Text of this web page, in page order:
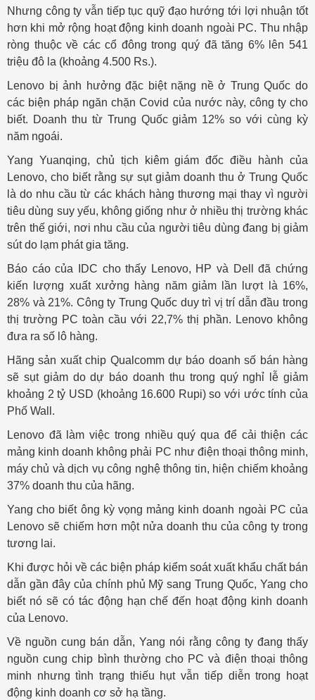
Nhưng công ty vẫn tiếp tục quỹ đạo hướng tới lợi nhuận tốt
hơn khi mở rộng hoạt động kinh doanh ngoài PC. Thu nhập
ròng thuộc về các cổ đông trong quý đã tăng 6% lên 541
triệu đô la (khoảng 4.500 Rs.).
Lenovo bị ảnh hưởng đặc biệt nặng nề ở Trung Quốc do
các biện pháp ngăn chặn Covid của nước này, công ty cho
biết. Doanh thu từ Trung Quốc giảm 12% so với cùng kỳ
năm ngoái.
Yang Yuanqing, chủ tịch kiêm giám đốc điều hành của
Lenovo, cho biết rằng sự sụt giảm doanh thu ở Trung Quốc
là do nhu cầu từ các khách hàng thương mại thay vì người
tiêu dùng suy yếu, không giống như ở nhiều thị trường khác
trên thế giới, nơi nhu cầu của người tiêu dùng đang bị giảm
sút do lạm phát gia tăng.
Báo cáo của IDC cho thấy Lenovo, HP và Dell đã chứng
kiến ​​lượng xuất xưởng hàng năm giảm lần lượt là 16%,
28% và 21%. Công ty Trung Quốc duy trì vị trí dẫn đầu trong
thị trường PC toàn cầu với 22,7% thị phần. Lenovo không
đưa ra số lô hàng.
Hãng sản xuất chip Qualcomm dự báo doanh số bán hàng
sẽ sụt giảm do dự báo doanh thu trong quý nghỉ lễ giảm
khoảng 2 tỷ USD (khoảng 16.600 Rupi) so với ước tính của
Phố Wall.
Lenovo đã làm việc trong nhiều quý qua để cải thiện các
mảng kinh doanh không phải PC như điện thoại thông minh,
máy chủ và dịch vụ công nghệ thông tin, hiện chiếm khoảng
37% doanh thu của hãng.
Yang cho biết ông kỳ vọng mảng kinh doanh ngoài PC của
Lenovo sẽ chiếm hơn một nửa doanh thu của công ty trong
tương lai.
Khi được hỏi về các biện pháp kiểm soát xuất khẩu chất bán
dẫn gần đây của chính phủ Mỹ sang Trung Quốc, Yang cho
biết nó sẽ có tác động hạn chế đến hoạt động kinh doanh
của Lenovo.
Về nguồn cung bán dẫn, Yang nói rằng công ty đang thấy
nguồn cung chip bình thường cho PC và điện thoại thông
minh nhưng tình trạng thiếu hụt vẫn tiếp diễn trong hoạt
động kinh doanh cơ sở hạ tầng.